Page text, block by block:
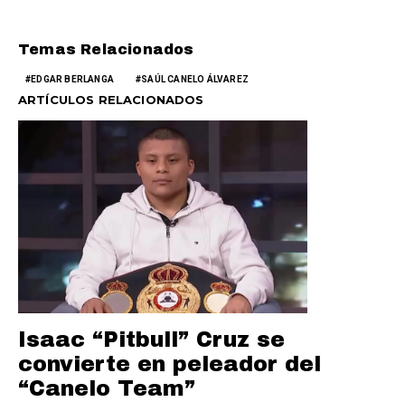
Temas Relacionados
EDGAR BERLANGA SAÚL CANELO ÁLVAREZ
ARTÍCULOS RELACIONADOS
Isaac “Pitbull” Cruz se
convierte en peleador del
“Canelo Team”